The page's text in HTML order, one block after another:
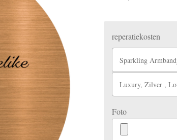
reperatiekosten
Sparkling
Luxury, Zilver , Lovly armbandje
Foto